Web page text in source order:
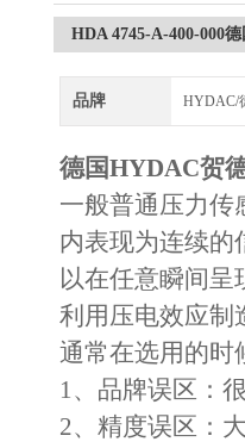
HDA 4745-A-400-000
品牌 HYDAC/
德国HYDAC贺
一般普通压力传
内表现为连续的
以在任意瞬间
利用压电效应制
通常在选用的时
1、品牌误区：
2、精度误区：